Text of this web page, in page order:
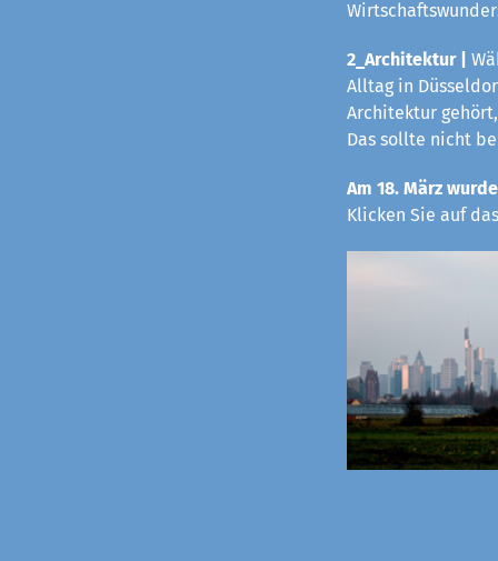
2_Architektur |
Alltag in
Architektur
Das sollte nicht
Am 18. März
Klicken Sie auf